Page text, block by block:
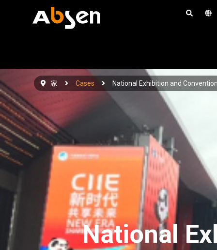
ス
キ
ッ
プ
家 Cases National Exhibition and
National